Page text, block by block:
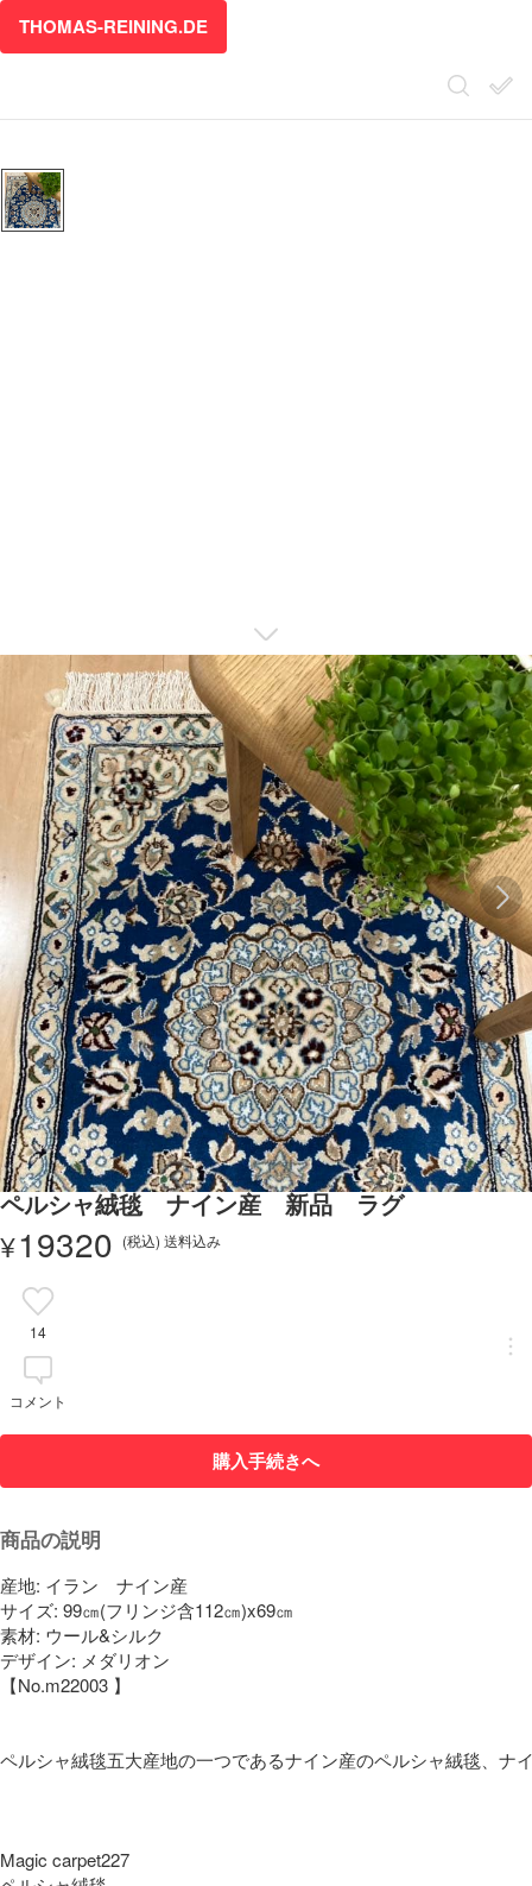
THOMAS-REINING.DE
ペルシャ絨毯 ナイン産 新品 ラグ
¥19320 (税込) 送料込み
14
コメント
購入手続きへ
商品の説明
産地: イラン　ナイン産
サイズ: 99㎝(フリンジ含112㎝)x69㎝
素材: ウール&シルク
デザイン: メダリオン
【No.m22003 】
ペルシャ絨毯五大産地の一つであるナイン産のペルシャ絨毯、
Magic carpet227